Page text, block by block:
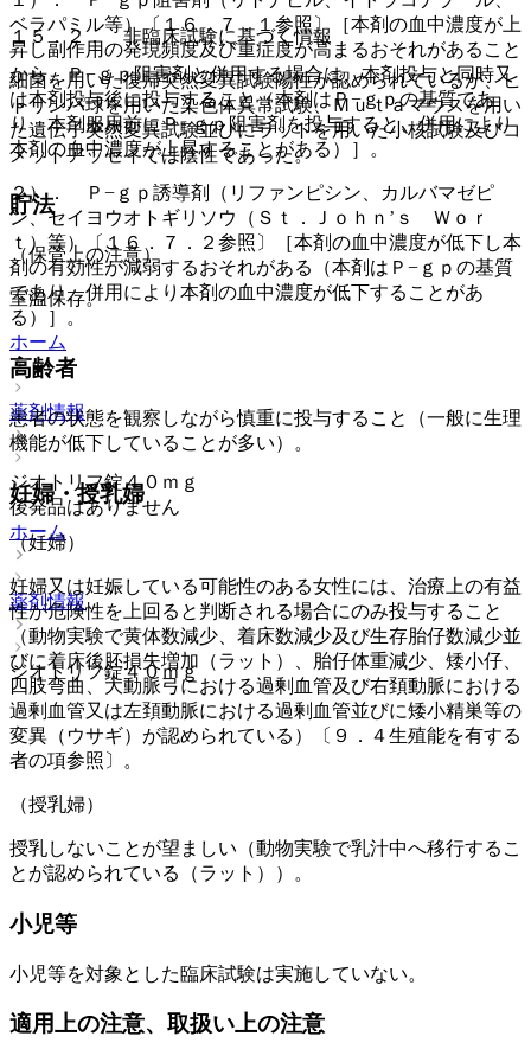
１５．２． 非臨床試験に基づく情報
細菌を用いた復帰突然変異試験陽性が認められているが、ヒ
トリンパ球を用いた染色体異常試験、Ｍｕｔａマウスを用い
た遺伝子突然変異試験並びにラットを用いた小核試験及びコ
メットアッセイでは陰性であった。
貯法
（保管上の注意）
室温保存。
ホーム
薬剤情報
ジオトリフ錠４０ｍｇ
後発品はありません
ホーム
薬剤情報
ジオトリフ錠４０ｍｇ
ベラパミル等）〔１６．７．１参照〕［本剤の血中濃度が上
昇し副作用の発現頻度及び重症度が高まるおそれがあること
から、Ｐ−ｇｐ阻害剤と併用する場合は、本剤投与と同時又
は本剤投与後に投与すること（本剤はＰ−ｇｐの基質であ
り、本剤服用前にＰ−ｇｐ阻害剤を投与すると、併用により
本剤の血中濃度が上昇することがある）］。
２）． Ｐ−ｇｐ誘導剤（リファンピシン、カルバマゼピ
ン、セイヨウオトギリソウ（Ｓｔ．Ｊｏｈｎ’ｓ Ｗｏｒ
ｔ）等）〔１６．７．２参照〕［本剤の血中濃度が低下し本
剤の有効性が減弱するおそれがある（本剤はＰ−ｇｐの基質
であり、併用により本剤の血中濃度が低下することがあ
る）］。
高齢者
患者の状態を観察しながら慎重に投与すること（一般に生理
機能が低下していることが多い）。
妊婦・授乳婦
（妊婦）
妊婦又は妊娠している可能性のある女性には、治療上の有益
性が危険性を上回ると判断される場合にのみ投与すること
（動物実験で黄体数減少、着床数減少及び生存胎仔数減少並
びに着床後胚損失増加（ラット）、胎仔体重減少、矮小仔、
四肢弯曲、大動脈弓における過剰血管及び右頚動脈における
過剰血管又は左頚動脈における過剰血管並びに矮小精巣等の
変異（ウサギ）が認められている）〔９．４生殖能を有する
者の項参照〕。
（授乳婦）
授乳しないことが望ましい（動物実験で乳汁中へ移行するこ
とが認められている（ラット））。
小児等
小児等を対象とした臨床試験は実施していない。
適用上の注意、取扱い上の注意